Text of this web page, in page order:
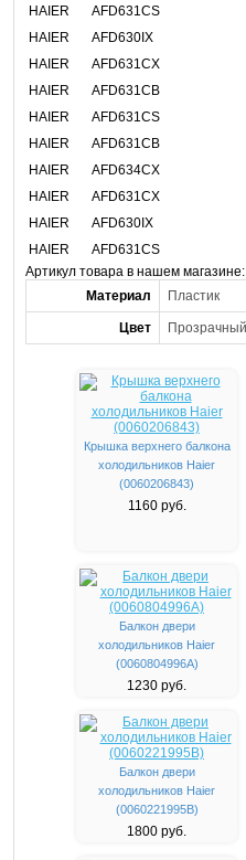
HAIER AFD631CS
HAIER
AFD630IX
HAIER
AFD631CX
HAIER
AFD631CB
HAIER
AFD631CS
HAIER
AFD631CB
HAIER
AFD634CX
HAIER
AFD631CX
HAIER
AFD630IX
HAIER
AFD631CS
Артикул товара в нашем
Материал
Пластик
Цвет
Крышка верхнего балкона
холодильников Haier
(0060206843)
1160 руб.
Балкон двери
холодильников Haier
(0060804996A)
1230 руб.
Балкон двери
холодильников Haier
(0060221995B)
1800 руб.